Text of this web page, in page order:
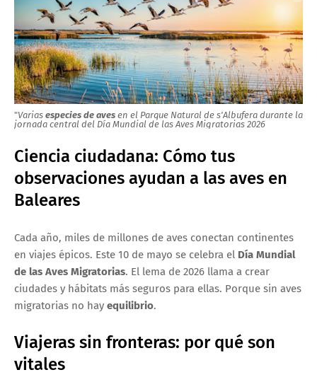
"Varias especies de aves en el Parque Natural de s'Albufera durante la
jornada central del Día Mundial de las Aves Migratorias 2026
Ciencia ciudadana: Cómo tus
observaciones ayudan a las aves en
Baleares
Cada año, miles de millones de aves conectan continentes
en viajes épicos. Este 10 de mayo se celebra el Día Mundial
de las Aves Migratorias. El lema de 2026 llama a crear
ciudades y hábitats más seguros para ellas. Porque sin aves
migratorias no hay equilibrio.
Viajeras sin fronteras: por qué son
vitales